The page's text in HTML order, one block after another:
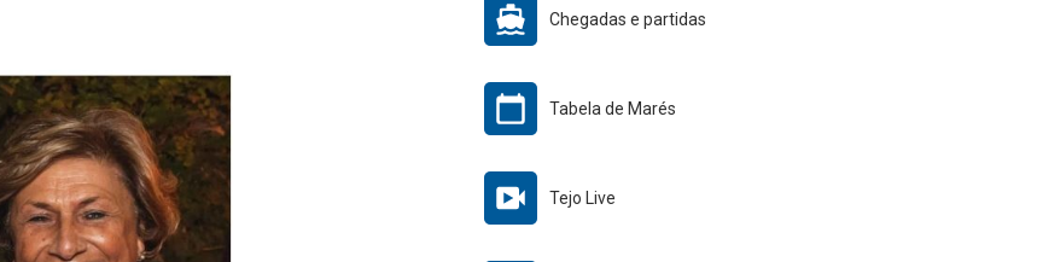
Chegadas e partidas
Tabela de Marés
Tejo Live